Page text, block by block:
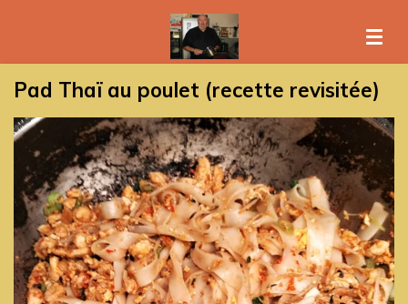
contenu
principal
Pad Thaï au poulet (recette revisitée)